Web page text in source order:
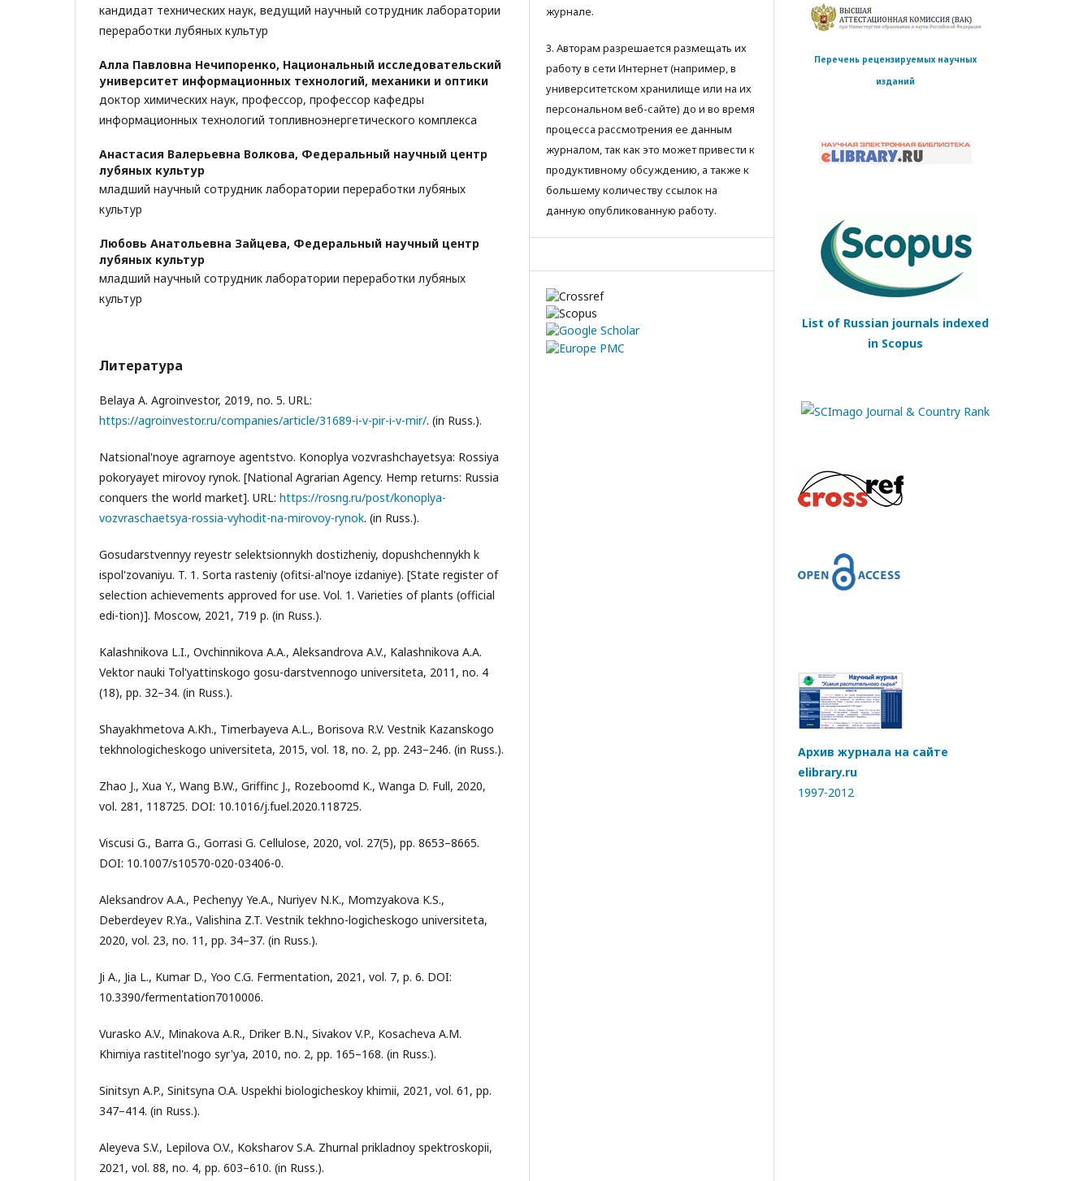
кандидат технических наук, ведущий научный сотрудник лаборатории
переработки лубяных культур
Алла Павловна Нечипоренко, Национальный исследовательский
университет информационных технологий, механики и оптики
доктор химических наук, профессор, профессор кафедры
информационных технологий топливноэнергетического комплекса
Анастасия Валерьевна Волкова, Федеральный научный центр
лубяных культур
младший научный сотрудник лаборатории переработки лубяных
культур
Любовь Анатольевна Зайцева, Федеральный научный центр
лубяных культур
младший научный сотрудник лаборатории переработки лубяных
культур
Литература
Belaya A. Agroinvestor, 2019, no. 5. URL:
https://agroinvestor.ru/companies/article/31689-i-v-pir-i-v-mir/. (in Russ.).
Natsional'noye agrarnoye agentstvo. Konoplya vozvrashchayetsya: Rossiya
pokoryayet mirovoy rynok. [National Agrarian Agency. Hemp returns: Russia
conquers the world market]. URL: https://rosng.ru/post/konoplya-
vozvraschaetsya-rossia-vyhodit-na-mirovoy-rynok. (in Russ.).
Gosudarstvennyy reyestr selektsionnykh dostizheniy, dopushchennykh k
ispol'zovaniyu. T. 1. Sorta rasteniy (ofitsi-al'noye izdaniye). [State register of
selection achievements approved for use. Vol. 1. Varieties of plants (official
edi-tion)]. Moscow, 2021, 719 p. (in Russ.).
Kalashnikova L.I., Ovchinnikova A.A., Aleksandrova A.V., Kalashnikova A.A.
Vektor nauki Tol'yattinskogo gosu-darstvennogo universiteta, 2011, no. 4
(18), pp. 32–34. (in Russ.).
Shayakhmetova A.Kh., Timerbayeva A.L., Borisova R.V. Vestnik Kazanskogo
tekhnologicheskogo universiteta, 2015, vol. 18, no. 2, pp. 243–246. (in Russ.).
Zhao J., Xua Y., Wang B.W., Griffinc J., Rozeboomd K., Wanga D. Full, 2020,
vol. 281, 118725. DOI: 10.1016/j.fuel.2020.118725.
Viscusi G., Barra G., Gorrasi G. Cellulose, 2020, vol. 27(5), pp. 8653–8665.
DOI: 10.1007/s10570-020-03406-0.
Aleksandrov A.A., Pechenyy Ye.A., Nuriyev N.K., Momzyakova K.S.,
Deberdeyev R.Ya., Valishina Z.T. Vestnik tekhno-logicheskogo universiteta,
2020, vol. 23, no. 11, pp. 34–37. (in Russ.).
Ji A., Jia L., Kumar D., Yoo C.G. Fermentation, 2021, vol. 7, p. 6. DOI:
10.3390/fermentation7010006.
Vurasko A.V., Minakova A.R., Driker B.N., Sivakov V.P., Kosacheva A.M.
Khimiya rastitel'nogo syr'ya, 2010, no. 2, pp. 165–168. (in Russ.).
Sinitsyn A.P., Sinitsyna O.A. Uspekhi biologicheskoy khimii, 2021, vol. 61, pp.
347–414. (in Russ.).
Aleyeva S.V., Lepilova O.V., Koksharov S.A. Zhurnal prikladnoy spektroskopii,
2021, vol. 88, no. 4, pp. 603–610. (in Russ.).
журнале.
3. Авторам разрешается размещать их
работу в сети Интернет (например, в
университетском хранилище или на их
персональном веб-сайте) до и во время
процесса рассмотрения ее данным
журналом, так как это может привести к
продуктивному обсуждению, а также к
большему количеству ссылок на
данную опубликованную работу.
Перечень рецензируемых научных
изданий
List of Russian journals indexed
in Scopus
Архив журнала на сайте
elibrary.ru
1997-2012